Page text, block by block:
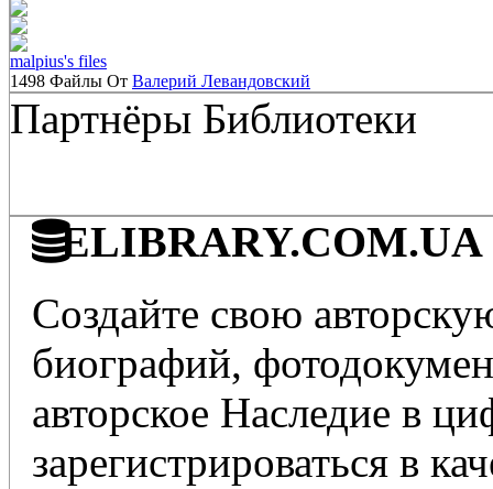
malpius's files
1498 Файлы От Валерий Левандовский
Партнёры Библиотеки
ELIBRARY.COM.UA
Создайте свою
биографий,
авторское Наследие в
зарегистрироваться в